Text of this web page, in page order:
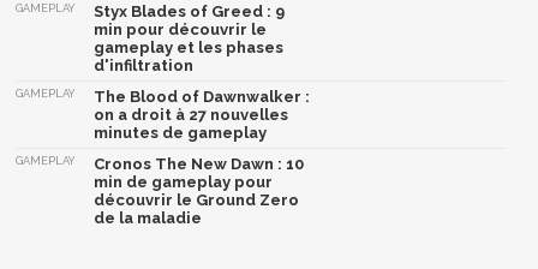
GAMEPLAY
Styx Blades of Greed : 9
min pour découvrir le
gameplay et les phases
d'infiltration
GAMEPLAY
The Blood of Dawnwalker :
on a droit à 27 nouvelles
minutes de gameplay
GAMEPLAY
Cronos The New Dawn : 10
min de gameplay pour
découvrir le Ground Zero
de la maladie